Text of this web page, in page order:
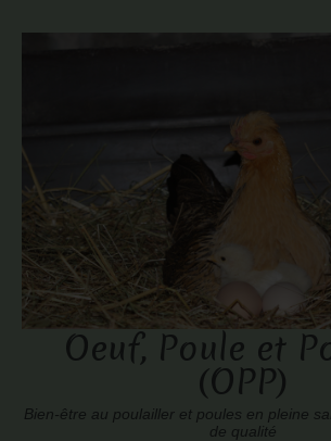
Oeuf, Poule et
(OPP)
Bien-être au poulailler et poules en pleine
de qualité